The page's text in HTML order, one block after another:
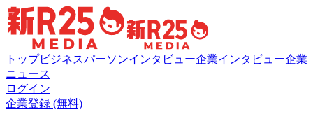
トップビジネスパーソンインタビュー企業インタビュー企業
ニュース
ログイン
企業登録 (無料)